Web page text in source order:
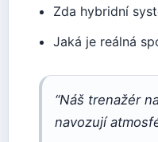
Zda hybridní
Jaká je reálná
“Náš trenažér
navozují